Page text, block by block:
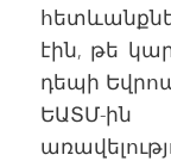
էին, թե
դեպի
ԵԱՏՄ-